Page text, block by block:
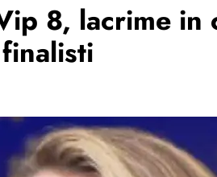
8, lacrime in